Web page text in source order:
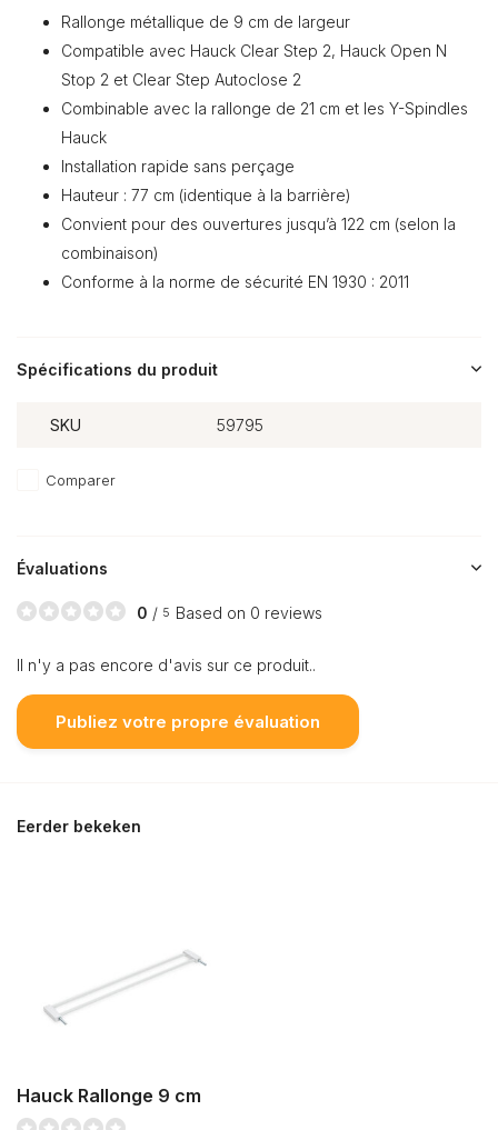
Rallonge métallique de 9 cm de largeur
Compatible avec Hauck Clear Step 2, Hauck Open N
Stop 2 et Clear Step Autoclose 2
Combinable avec la rallonge de 21 cm et les Y-Spindles
Hauck
Installation rapide sans perçage
Hauteur : 77 cm (identique à la barrière)
Convient pour des ouvertures jusqu’à 122 cm (selon la
combinaison)
Conforme à la norme de sécurité EN 1930 : 2011
Spécifications du produit
SKU 59795
Comparer
Évaluations
0 / 5 Based on 0 reviews
Il n'y a pas encore d'avis sur ce produit..
Publiez votre propre évaluation
Eerder bekeken
Hauck Rallonge 9 cm